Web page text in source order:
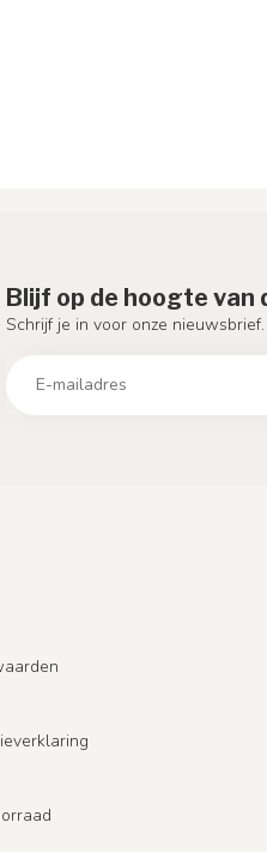
Blijf op de hoogte
Schrijf je in voor onze nieuwsbrief.